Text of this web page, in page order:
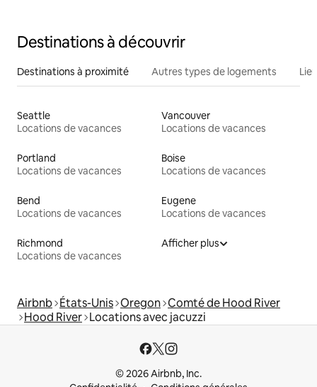
Destinations à découvrir
Destinations à proximité Autres types de logements
Seattle
Locations de vacances
Vancouver
Locations de vacances
Portland
Locations de vacances
Boise
Locations de vacances
Bend
Locations de vacances
Eugene
Locations de vacances
Richmond
Locations de vacances
Afficher plus
Airbnb États-Unis Oregon Comté de Hood River
Hood River Locations avec jacuzzi
© 2026 Airbnb, Inc.